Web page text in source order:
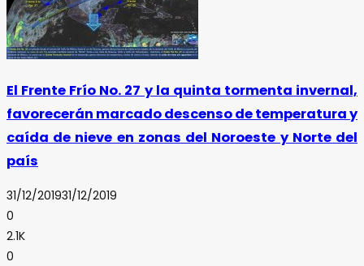
El Frente Frío No. 27 y la quinta tormenta invernal,
favorecerán marcado descenso de temperatura y
caída de nieve en zonas del Noroeste y Norte del
país
31/12/201931/12/2019
0
2.1K
0